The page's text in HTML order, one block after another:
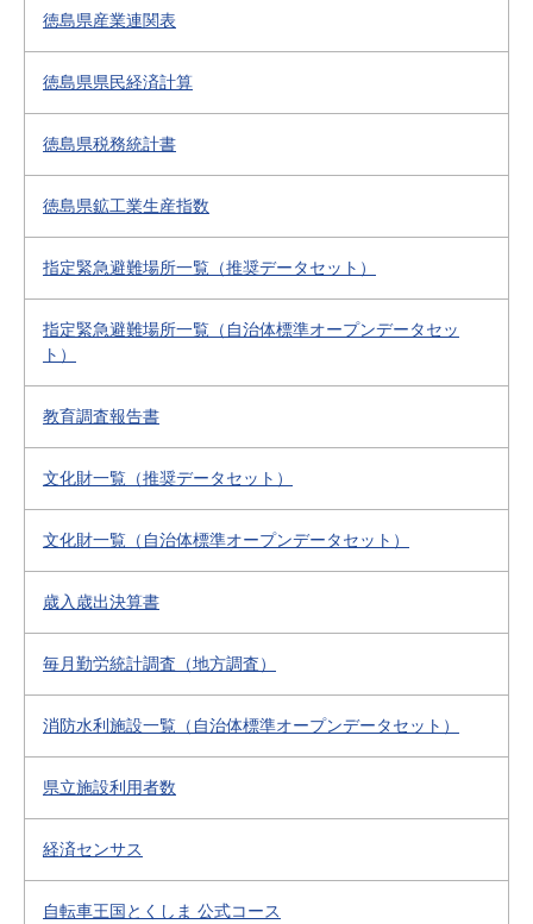
徳島県産業連関表
徳島県県民経済計算
徳島県税務統計書
徳島県鉱工業生産指数
指定緊急避難場所一覧（推奨データセット）
指定緊急避難場所一覧（自治体標準オープンデータセッ
ト）
教育調査報告書
文化財一覧（推奨データセット）
文化財一覧（自治体標準オープンデータセット）
歳入歳出決算書
毎月勤労統計調査（地方調査）
消防水利施設一覧（自治体標準オープンデータセット）
県立施設利用者数
経済センサス
自転車王国とくしま 公式コース